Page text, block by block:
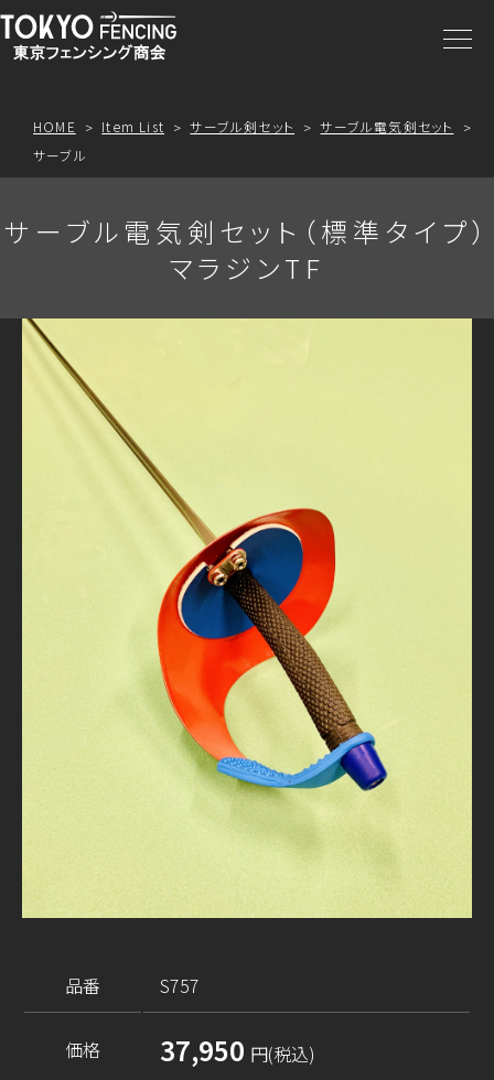
商品一覧
アクセス
プライスリスト
HOME Item List サーブル剣セット
サーブル電気剣セット
サーブル
サーブル電気剣セット（標準タイプ）
マラジンTF
品番 S757
価格 37,950 円(税込)